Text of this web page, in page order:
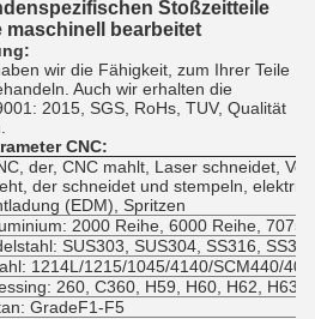
Stoßzeitteile
maschinell bearbeitet
wir die Fähigkeit, zum Ihrer Teile
Auch wir erhalten die
2015, SGS, RoHs, TUV, Qualität
CNC:
der, CNC mahlt, Laser schneidet,
der schneidet und stempeln,
(EDM), Spritzen
2000 Reihe, 6000 Reihe,
SUS303, SUS304, SS316,
1214L/1215/1045/4140/SCM440/
260, C360, H59, H60, H62, H63,
GradeF1-F5